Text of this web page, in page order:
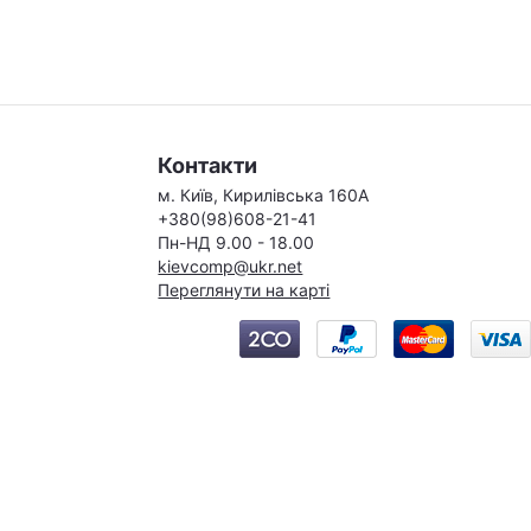
Контакти
м. Київ, Кирилівська 160А
+380(98)608-21-41
Пн-НД 9.00 - 18.00
kievcomp@ukr.net
Переглянути на карті